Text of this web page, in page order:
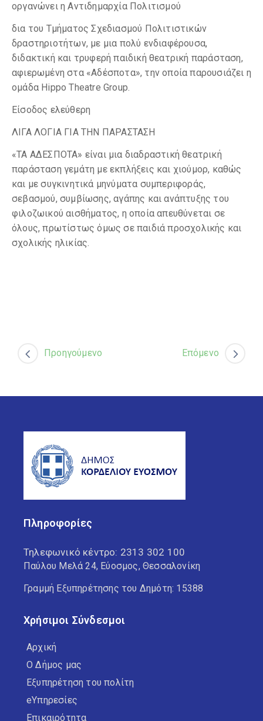
οργανώνει η Αντιδημαρχία Πολιτισμού
δια του Τμήματος Σχεδιασμού Πολιτιστικών
δραστηριοτήτων, με μια πολύ ενδιαφέρουσα,
διδακτική και τρυφερή παιδική θεατρική παράσταση,
αφιερωμένη στα «Αδέσποτα», την οποία παρουσιάζει η
ομάδα Ηippo Theatre Group.
Είσοδος ελεύθερη
ΛΙΓΑ ΛΟΓΙΑ ΓΙΑ ΤΗΝ ΠΑΡΑΣΤΑΣΗ
«ΤΑ ΑΔΕΣΠΟΤΑ» είναι μια διαδραστική θεατρική
παράσταση γεμάτη με εκπλήξεις και χιούμορ, καθώς
και με συγκινητικά μηνύματα συμπεριφοράς,
σεβασμού, συμβίωσης, αγάπης και ανάπτυξης του
φιλοζωικού αισθήματος, η οποία απευθύνεται σε
όλους, πρωτίστως όμως σε παιδιά προσχολικής και
σχολικής ηλικίας.
Προηγούμενο Επόμενο
Πληροφορίες
Τηλεφωνικό κέντρο: 2313 302 100
Παύλου Μελά 24, Εύοσμος, Θεσσαλονίκη
Γραμμή Εξυπηρέτησης του Δημότη: 15388
Χρήσιμοι Σύνδεσμοι
Αρχική
Ο Δήμος μας
Εξυπηρέτηση του πολίτη
eΥπηρεσίες
Επικαιρότητα